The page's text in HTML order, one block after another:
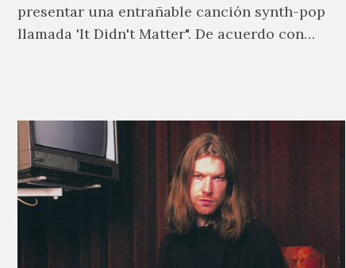
presentar una entrañable canción synth-pop
llamada 'It Didn't Matter". De acuerdo con